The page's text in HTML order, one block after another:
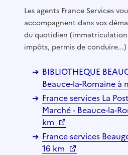
Les agents France Services
accompagnent dans vos
du quotidien (immatriculation
impôts, permis de conduire...)
BIBLIOTHEQUE
Beauce-la-Romaine à
France services La
Marché - Beauce-la-
km
France services
16 km